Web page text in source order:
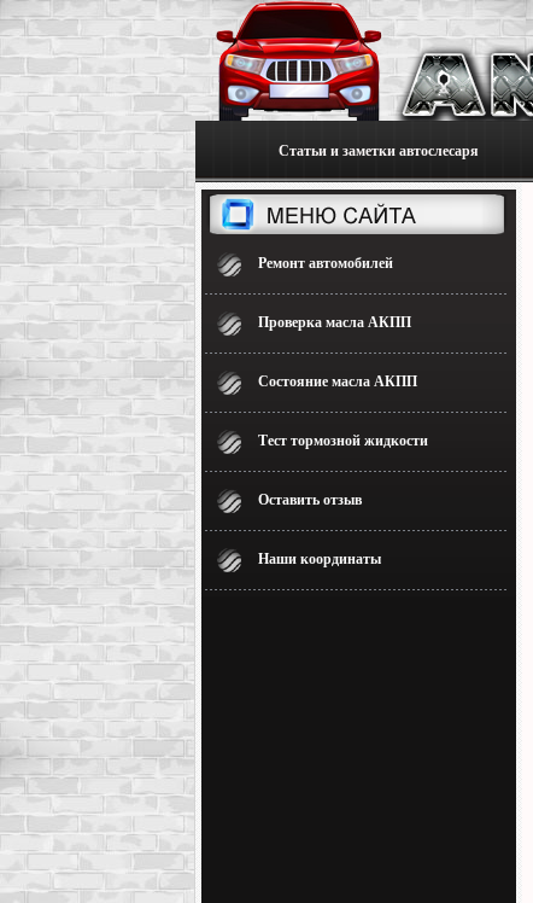
Статьи и заметки автослесаря
Ремонт автомобилей
Проверка масла АКПП
Состояние масла АКПП
Тест тормозной жидкости
Оставить отзыв
Наши координаты